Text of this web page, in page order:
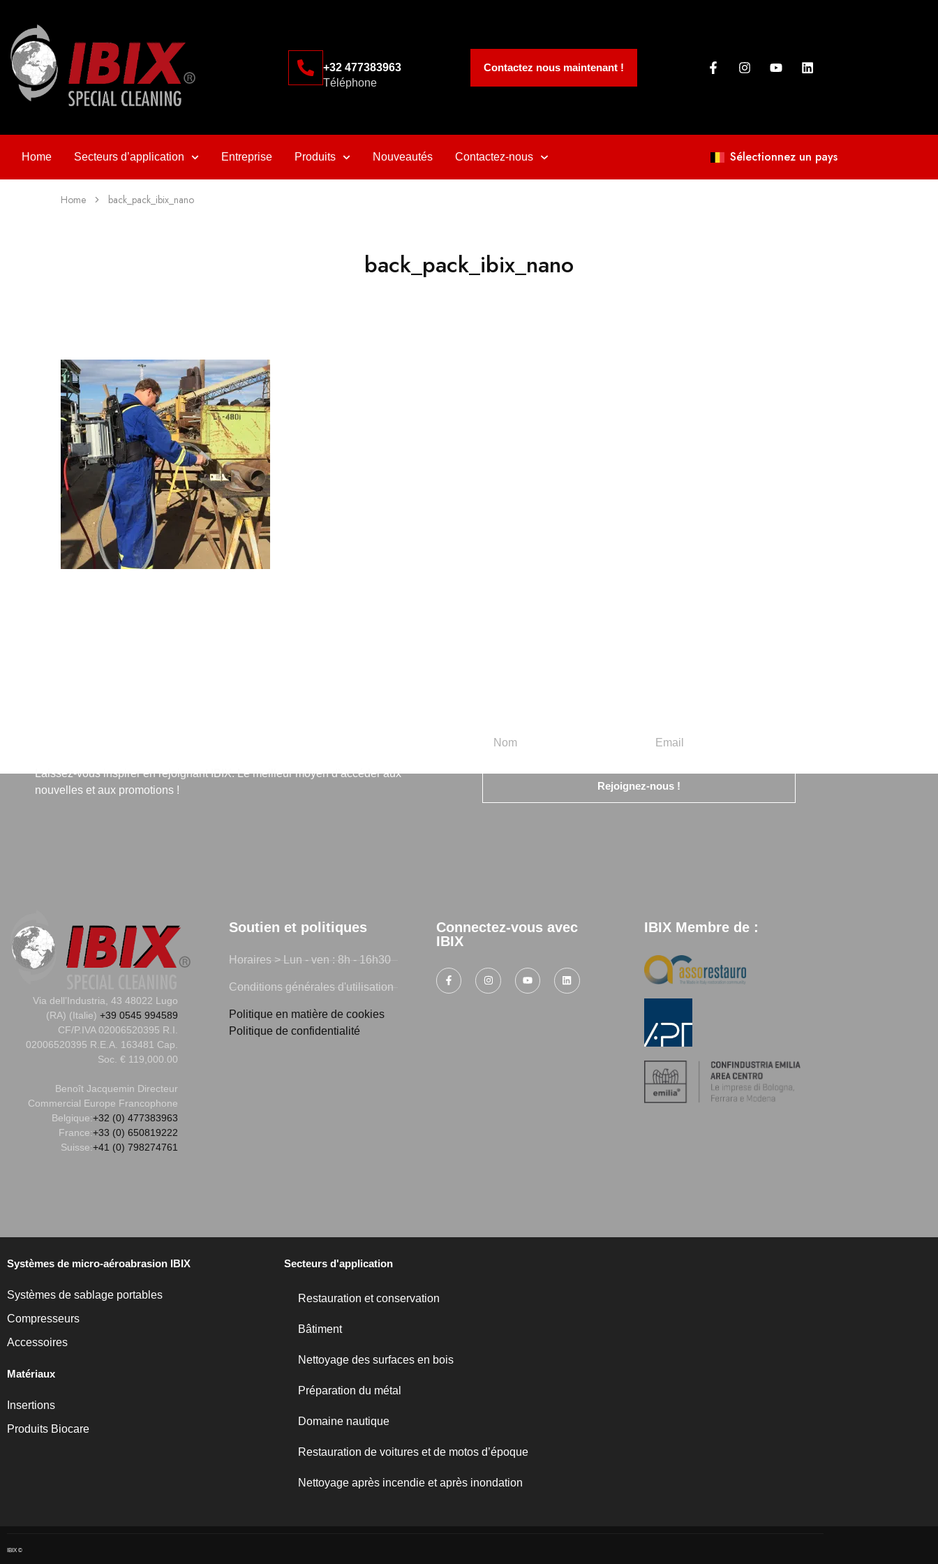
+32 477383963
Téléphone
Contactez nous maintenant !
Home Secteurs d’application Entreprise Produits Nouveautés Contactez-nous Sélectionnez un pays
Home back_pack_ibix_nano
back_pack_ibix_nano
Laissez-vous inspirer en rejoignant IBIX. Le meilleur moyen d’accéder aux
nouvelles et aux promotions !
Rejoignez-nous !
Via dell’Industria, 43 48022 Lugo
(RA) (Italie) +39 0545 994589
CF/P.IVA 02006520395 R.I.
02006520395 R.E.A. 163481 Cap.
Soc. € 119,000.00
Benoît Jacquemin Directeur
Commercial Europe Francophone
Belgique:+32 (0) 477383963
France:+33 (0) 650819222
Suisse:+41 (0) 798274761
Soutien et politiques
Horaires > Lun - ven : 8h - 16h30
Conditions générales d'utilisation
Politique en matière de cookies
Politique de confidentialité
Connectez-vous avec
IBIX
IBIX Membre de :
Systèmes de micro-aéroabrasion IBIX
Systèmes de sablage portables
Compresseurs
Accessoires
Matériaux
Insertions
Produits Biocare
Secteurs d'application
Restauration et conservation
Bâtiment
Nettoyage des surfaces en bois
Préparation du métal
Domaine nautique
Restauration de voitures et de motos d’époque
Nettoyage après incendie et après inondation
IBIX ©